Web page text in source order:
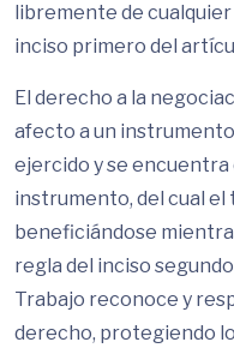
libremente de
inciso primero del
El derecho a la
afecto a un
ejercido y se
instrumento, del cual
beneficiándose
regla del inciso
Trabajo reconoce y
derecho, protegiendo